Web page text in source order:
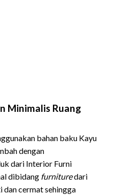
Minimalis Ruang
bahan baku Kayu
dengan
dari Interior Furni
dibidang furnituredari
dan cermat sehingga